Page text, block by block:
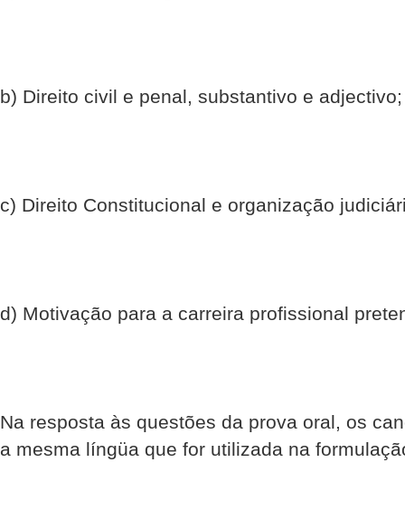
b) Direito civil e penal, substantivo e adjectivo;
c) Direito Constitucional e organização
d) Motivação para a carreira profissional
Na resposta às questões da prova oral, os
a mesma língüa que for utilizada na